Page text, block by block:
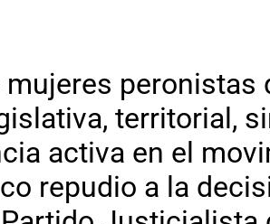
peronistas
territorial,
activa en el
repudio a la